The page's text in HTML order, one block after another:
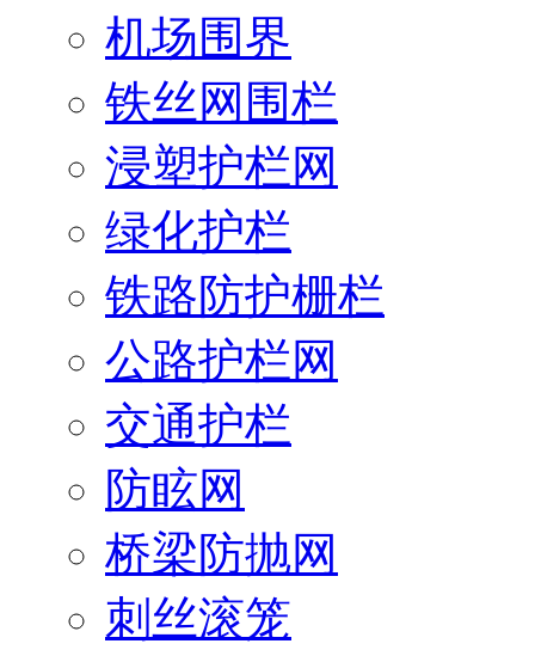
机场围界
铁丝网围栏
浸塑护栏网
绿化护栏
铁路防护栅栏
公路护栏网
交通护栏
防眩网
桥梁防抛网
刺丝滚笼